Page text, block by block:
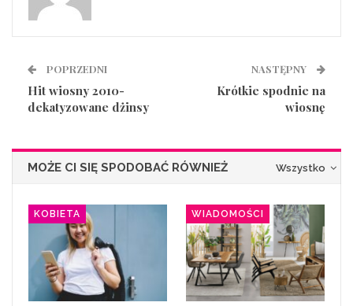
POPRZEDNI
Hit wiosny 2010-
dekatyzowane dżinsy
NASTĘPNY
Krótkie spodnie na
wiosnę
Wszystko
MOŻE CI SIĘ SPODOBAĆ RÓWNIEŻ
KOBIETA WIADOMOŚCI